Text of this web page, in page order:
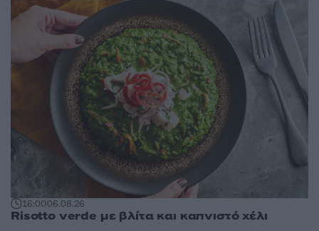
16:0006.08.26
Risotto verde με βλίτα και καπνιστό χέλι